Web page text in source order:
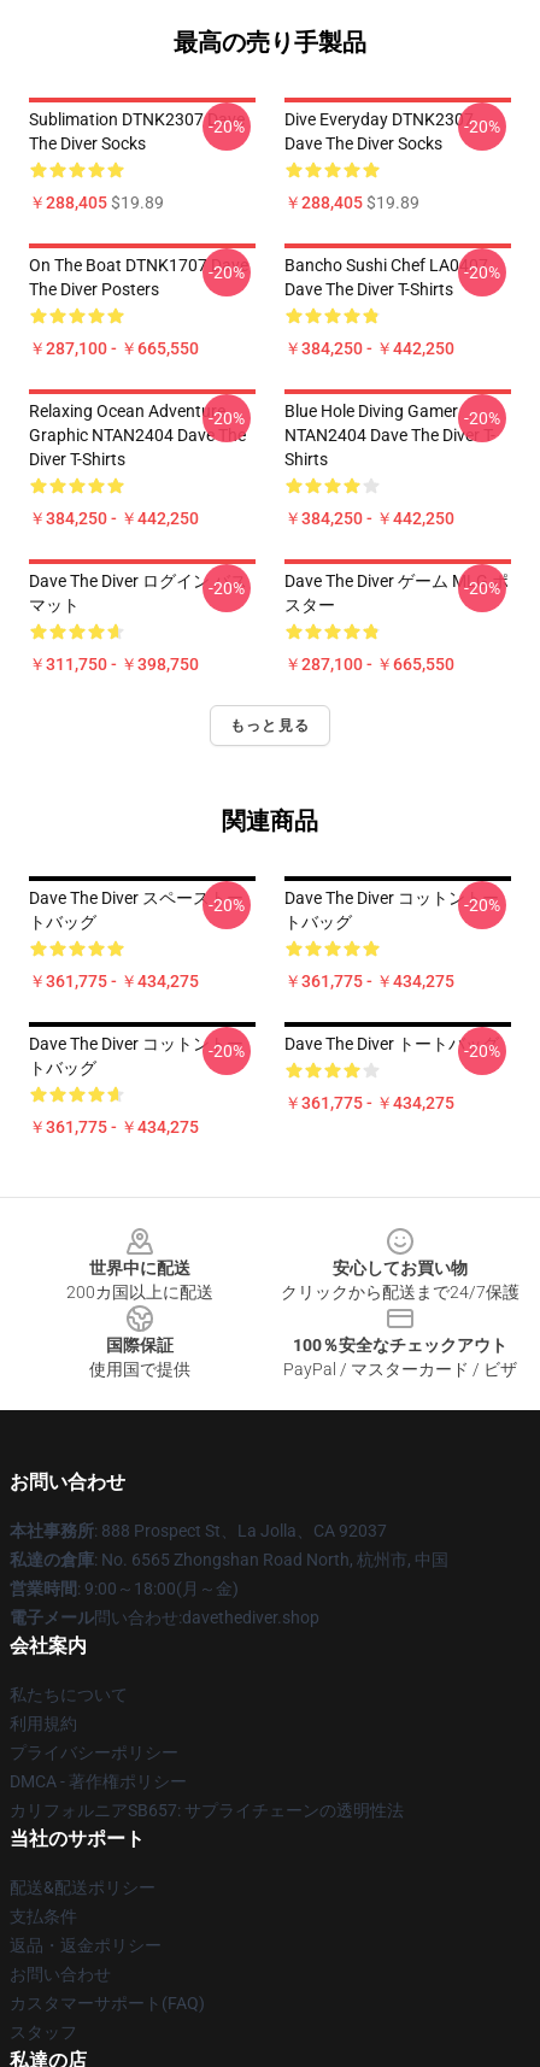
最高の売り手製品
Sublimation DTNK2307 Dave
The Diver Socks
￥288,405$19.89
-20%
Dive Everyday DTNK2307
Dave The Diver Socks
￥288,405$19.89
-20%
On The Boat DTNK1707 Dave
The Diver Posters
￥287,100 - ￥665,550
-20%
Bancho Sushi Chef LA0407
Dave The Diver T-Shirts
￥384,250 - ￥442,250
-20%
Relaxing Ocean Adventure
Graphic NTAN2404 Dave The
Diver T-Shirts
￥384,250 - ￥442,250
-20%
Blue Hole Diving Gamer
NTAN2404 Dave The Diver T-
Shirts
￥384,250 - ￥442,250
-20%
Dave The Diver ログイン バス
マット
￥311,750 - ￥398,750
-20%
Dave The Diver ゲーム MLG ポ
スター
￥287,100 - ￥665,550
-20%
もっと見る
関連商品
Dave The Diver スペーストー
トバッグ
￥361,775 - ￥434,275
-20%
Dave The Diver コットントー
トバッグ
￥361,775 - ￥434,275
-20%
Dave The Diver コットントー
トバッグ
￥361,775 - ￥434,275
-20% Dave The Diver トートバッグ
￥361,775 - ￥434,275
-20%
世界中に配送
200カ国以上に配送
安心してお買い物
クリックから配送まで24/7保護
国際保証
使用国で提供
100％安全なチェックアウト
PayPal / マスターカード / ビザ
お問い合わせ
本社事務所: 888 Prospect St、La Jolla、CA 92037
私達の倉庫: No. 6565 Zhongshan Road North, 杭州市, 中国
営業時間: 9:00～18:00(月～金)
電子メール問い合わせ:davethediver.shop
会社案内
私たちについて
利用規約
プライバシーポリシー
DMCA - 著作権ポリシー
カリフォルニアSB657: サプライチェーンの透明性法
当社のサポート
配送&配送ポリシー
支払条件
返品・返金ポリシー
お問い合わせ
カスタマーサポート(FAQ)
スタッフ
私達の店